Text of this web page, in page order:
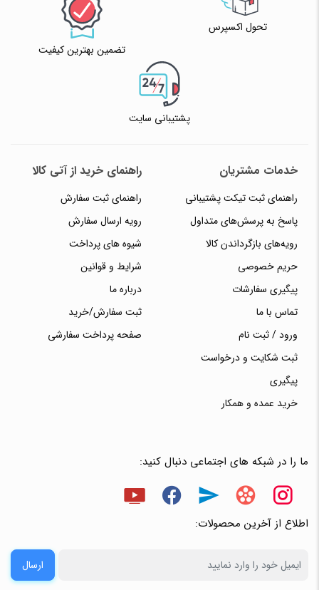
تحول اکسپرس
تضمین بهترین کیفیت
پشتیبانی سایت
خدمات مشتریان
راهنمای ثبت تیکت پشتیبانی
پاسخ به پرسش‌های متداول
رویه‌های بازگرداندن کالا
حریم خصوصی
پیگیری سفارشات
تماس با ما
ورود / ثبت نام
ثبت شکایت و درخواست
پیگیری
خرید عمده و همکار
راهنمای خرید از آتی کالا
راهنمای ثبت سفارش
رویه ارسال سفارش
شیوه های پرداخت
شرایط و قوانین
درباره ما
ثبت سفارش/خرید
صفحه پرداخت سفارشی
ما را در شبکه های اجتماعی دنبال کنید:
اطلاع از آخرین محصولات:
ارسال